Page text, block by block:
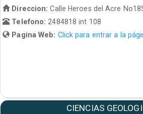
Direccion: Calle Heroes del Acre
Telefono: 2484818 int 108
Pagina Web: Click para entrar a la
CIENCIAS